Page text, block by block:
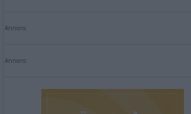
Annons:
Annons: